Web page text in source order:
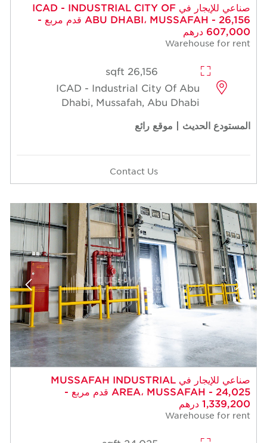
صناعي للإيجار في ICAD - INDUSTRIAL CITY OF
ABU DHABI، MUSSAFAH - 26,156 قدم مربع -
607,000 درهم
Warehouse for rent
26,156 sqft
ICAD - Industrial City Of Abu
Dhabi, Mussafah, Abu Dhabi
المستودع الحديث | موقع رائع
Contact Us
صناعي للإيجار في MUSSAFAH INDUSTRIAL
AREA، MUSSAFAH - 24,025 قدم مربع -
1,339,200 درهم
Warehouse for rent